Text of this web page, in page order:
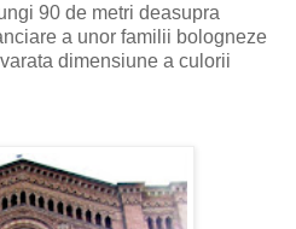
90 de metri deasupra
a unor familii bologneze
dimensiune a culorii